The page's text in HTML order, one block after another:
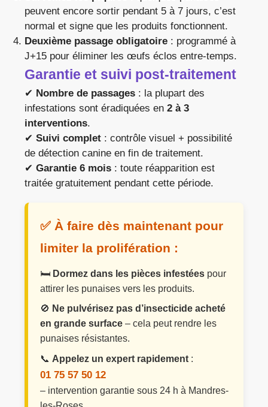
peuvent encore sortir pendant 5 à 7 jours, c’est
normal et signe que les produits fonctionnent.
Deuxième passage obligatoire : programmé à
J+15 pour éliminer les œufs éclos entre-temps.
Garantie et suivi post-traitement
✔ Nombre de passages : la plupart des
infestations sont éradiquées en 2 à 3
interventions.
✔ Suivi complet : contrôle visuel + possibilité
de détection canine en fin de traitement.
✔ Garantie 6 mois : toute réapparition est
traitée gratuitement pendant cette période.
✅ À faire dès maintenant pour
limiter la prolifération :
🛏️ Dormez dans les pièces infestées pour
attirer les punaises vers les produits.
🚫 Ne pulvérisez pas d’insecticide acheté
en grande surface – cela peut rendre les
punaises résistantes.
📞 Appelez un expert rapidement :
01 75 57 50 12
– intervention garantie sous 24 h à Mandres-